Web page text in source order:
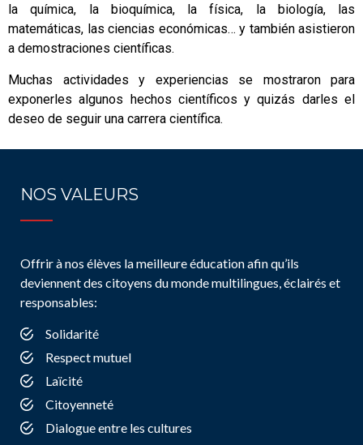
la química, la bioquímica, la física, la biología, las
matemáticas, las ciencias económicas… y también asistieron
a demostraciones científicas.
Muchas actividades y experiencias se mostraron para
exponerles algunos hechos científicos y quizás darles el
deseo de seguir una carrera científica.
NOS VALEURS
Offrir à nos élèves la meilleure éducation afin qu’ils
deviennent des citoyens du monde multilingues, éclairés et
responsables:
Solidarité
Respect mutuel
Laïcité
Citoyenneté
Dialogue entre les cultures